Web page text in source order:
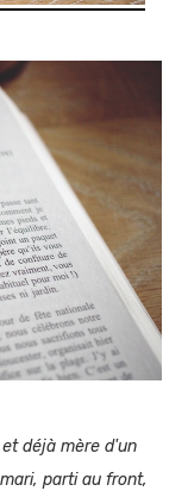
déjà mère d'un
parti au front,